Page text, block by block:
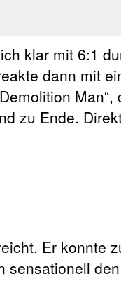
klar mit 6:1
dann mit
Man“,
zu Ende.
Er konnte
sensationell